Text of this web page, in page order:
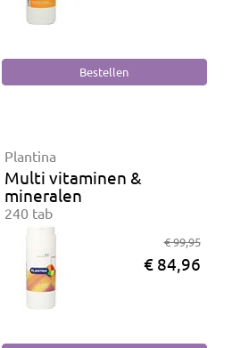
Plantina
Multi vitaminen &
mineralen
240 tab
€ 99,95
€ 84,96